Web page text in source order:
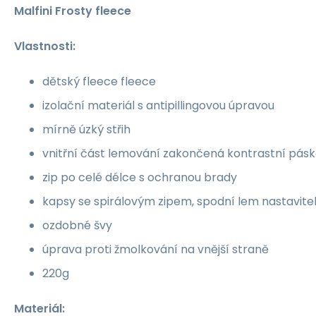
Malfini Frosty fleece
Vlastnosti:
dětský fleece fleece
izolační materiál s antipillingovou úpravou
mírně úzký střih
vnitřní část lemování zakončená kontrastní
zip po celé délce s ochranou brady
kapsy se spirálovým zipem, spodní lem
ozdobné švy
úprava proti žmolkování na vnější straně
220g
Materiál: